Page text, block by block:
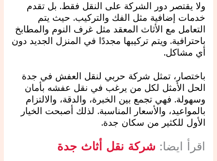
ولا يقتصر دور الشركة على النقل فقط. بل تقدم
خدمات إضافية مثل الفك والتركيب. حيث يتم
التعامل مع الأثاث المعقد مثل غرف النوم والمطابخ
باحترافية. ويتم تركيبها مجددًا في المنزل الجديد دون
أي مشاكل.
باختصار، تمثل شركة حربي لنقل العفش في جدة
الحل الأمثل لكل من يرغب في نقل عفشه بأمان
وسهولة. فهي تجمع بين الخبرة، والدقة، والالتزام
بالمواعيد، والأسعار المناسبة. لذلك أصبحت الخيار
الأول للكثير من سكان جدة.
اقرأ ايضا: شركة نقل أثاث جدة